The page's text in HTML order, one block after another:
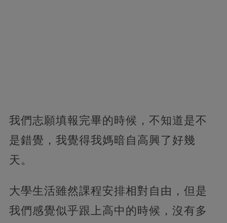
我們志願填報完畢的時候，不知道是不
是錯覺，我覺得我媽暗自高興了好幾
天。
大學生活雖然課程安排相對自由，但是
我們感覺似乎跟上高中的時候，沒有多